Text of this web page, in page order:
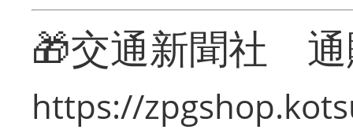
🎁交通新聞社
https://